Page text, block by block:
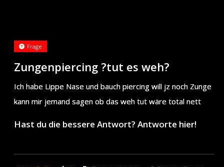
Zungenpiercing ?tut es weh?
Frage
Ich habe Lippe Nase und bauch piercing will jz noch Zunge
kann mir jemand sagen ob das weh tut wäre total nett
Hast du die bessere Antwort? Antworte hier!